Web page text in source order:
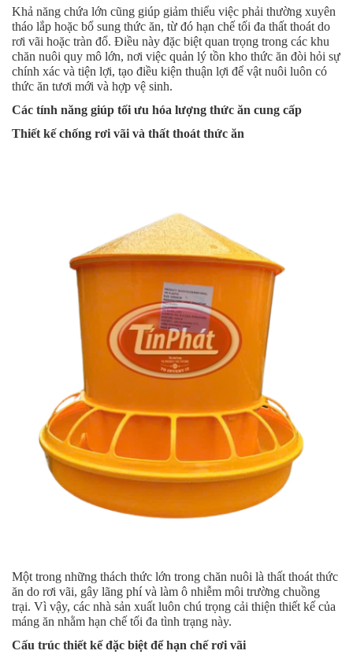
Khả năng chứa lớn cũng giúp giảm thiểu việc phải thường xuyên
tháo lắp hoặc bổ sung thức ăn, từ đó hạn chế tối đa thất thoát do
rơi vãi hoặc tràn đổ. Điều này đặc biệt quan trọng trong các khu
chăn nuôi quy mô lớn, nơi việc quản lý tồn kho thức ăn đòi hỏi sự
chính xác và tiện lợi, tạo điều kiện thuận lợi để vật nuôi luôn có
thức ăn tươi mới và hợp vệ sinh.
Các tính năng giúp tối ưu hóa lượng thức ăn cung cấp
Thiết kế chống rơi vãi và thất thoát thức ăn
Một trong những thách thức lớn trong chăn nuôi là thất thoát thức
ăn do rơi vãi, gây lãng phí và làm ô nhiễm môi trường chuồng
trại. Vì vậy, các nhà sản xuất luôn chú trọng cải thiện thiết kế của
máng ăn nhằm hạn chế tối đa tình trạng này.
Cấu trúc thiết kế đặc biệt để hạn chế rơi vãi